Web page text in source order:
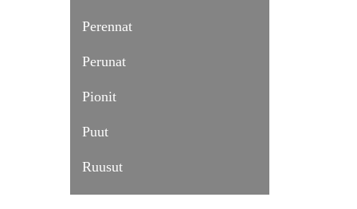
Perennat
Perunat
Pionit
Puut
Ruusut